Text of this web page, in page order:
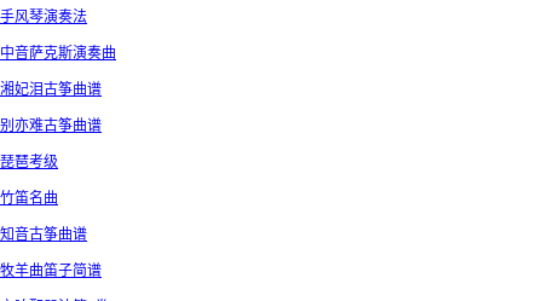
手风琴演奏法
中音萨克斯演奏曲
湘妃泪古筝曲谱
别亦难古筝曲谱
琵琶考级
竹笛名曲
知音古筝曲谱
牧羊曲笛子简谱